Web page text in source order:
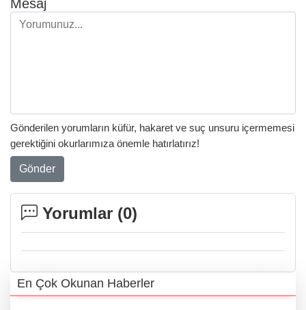
Mesaj
Gönderilen yorumların küfür, hakaret ve suç unsuru içermemesi
gerektiğini okurlarımıza önemle hatırlatırız!
Gönder
Yorumlar (0)
En Çok Okunan Haberler